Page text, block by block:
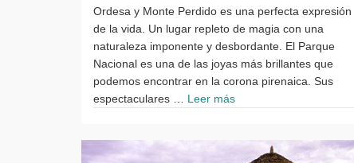
Ordesa y Monte Perdido es una perfecta expresión
de la vida. Un lugar repleto de magia con una
naturaleza imponente y desbordante. El Parque
Nacional es una de las joyas más brillantes que
podemos encontrar en la corona pirenaica. Sus
espectaculares … Leer más